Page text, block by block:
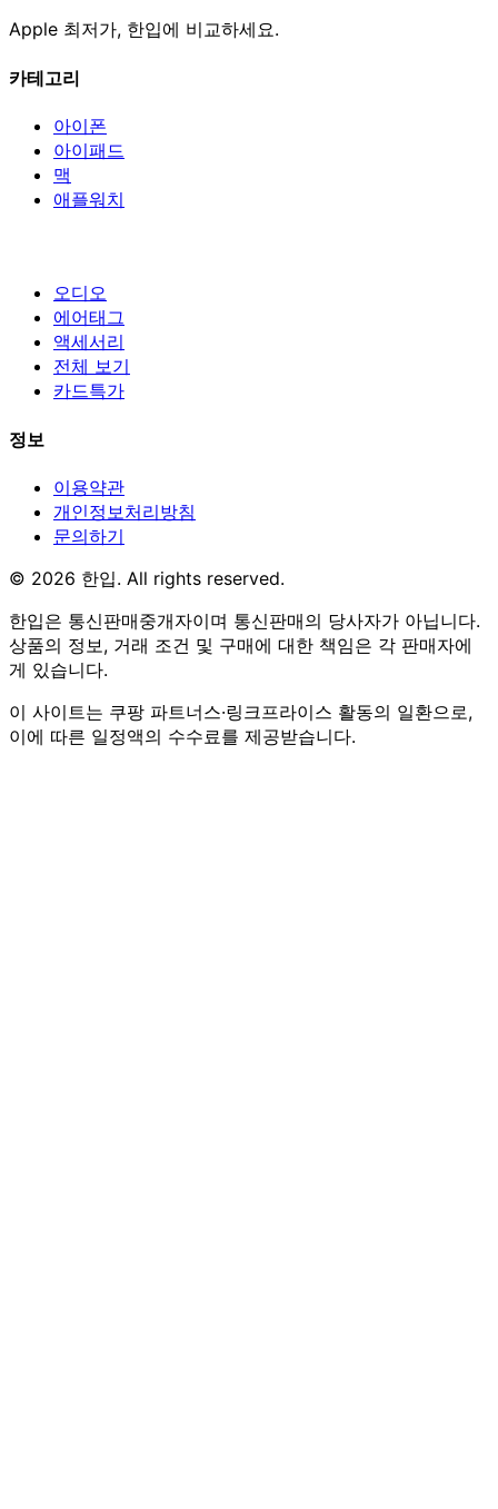
Apple 최저가, 한입에 비교하세요.
카테고리
아이폰
아이패드
맥
애플워치
오디오
에어태그
액세서리
전체 보기
카드특가
정보
이용약관
개인정보처리방침
문의하기
© 2026 한입. All rights reserved.
한입은 통신판매중개자이며 통신판매의 당사자가 아닙니다.
상품의 정보, 거래 조건 및 구매에 대한 책임은 각 판매자에
게 있습니다.
이 사이트는 쿠팡 파트너스·링크프라이스 활동의 일환으로,
이에 따른 일정액의 수수료를 제공받습니다.